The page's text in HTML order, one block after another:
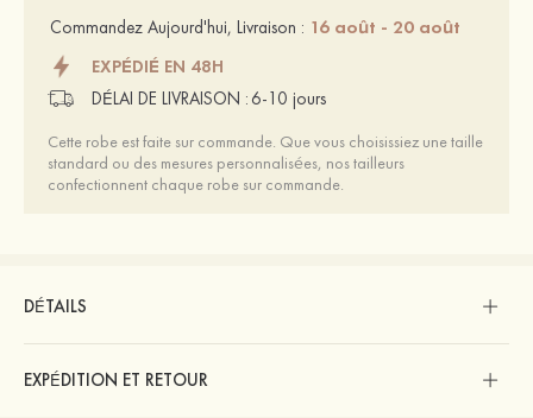
Commandez Aujourd'hui, Livraison : 16 août - 20 août
EXPÉDIÉ EN 48H
DÉLAI DE LIVRAISON : 6-10 jours
Cette robe est faite sur commande. Que vous choisissiez une taille
standard ou des mesures personnalisées, nos tailleurs
confectionnent chaque robe sur commande.
DÉTAILS
EXPÉDITION ET RETOUR